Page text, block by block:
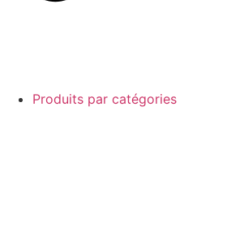
Produits par catégories